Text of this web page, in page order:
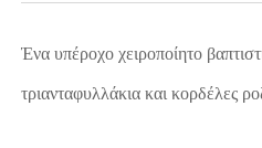
Ένα υπέροχο χειροποίητο
τριανταφυλλάκια και κορδέλες